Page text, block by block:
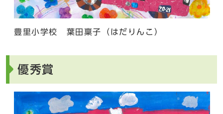
豊里小学校 葉田稟子（はだりんこ）
優秀賞